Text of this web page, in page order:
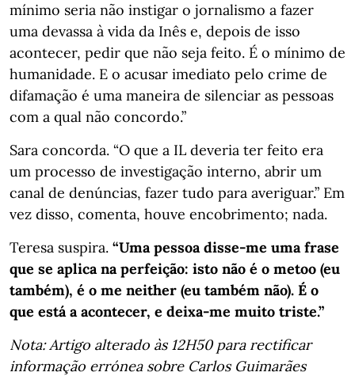
mínimo seria não instigar o jornalismo a fazer
uma devassa à vida da Inês e, depois de isso
acontecer, pedir que não seja feito. É o mínimo de
humanidade. E o acusar imediato pelo crime de
difamação é uma maneira de silenciar as pessoas
com a qual não concordo.”
Sara concorda. “O que a IL deveria ter feito era
um processo de investigação interno, abrir um
canal de denúncias, fazer tudo para averiguar.” Em
vez disso, comenta, houve encobrimento; nada.
Teresa suspira. “Uma pessoa disse-me uma frase
que se aplica na perfeição: isto não é o metoo (eu
também), é o me neither (eu também não). É o
que está a acontecer, e deixa-me muito triste.”
Nota: Artigo alterado às 12H50 para rectificar
informação errónea sobre Carlos Guimarães